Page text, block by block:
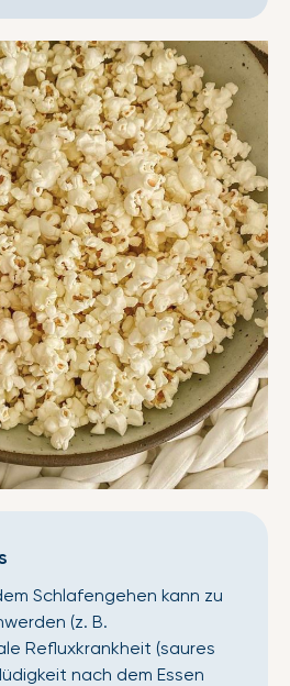
Schlafengehen kann zu
(z. B.
Refluxkrankheit (saures
nach dem Essen